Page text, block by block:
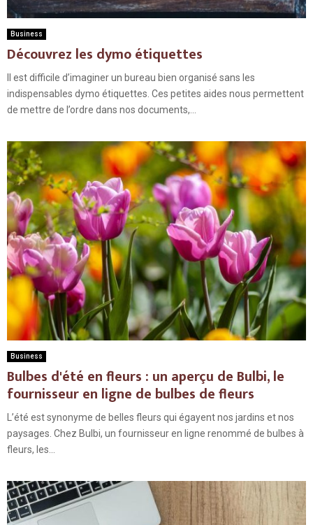
Business
Découvrez les dymo étiquettes
Il est difficile d’imaginer un bureau bien organisé sans les
indispensables dymo étiquettes. Ces petites aides nous permettent
de mettre de l’ordre dans nos documents,...
Business
Bulbes d'été en fleurs : un aperçu de Bulbi, le
fournisseur en ligne de bulbes de fleurs
L’été est synonyme de belles fleurs qui égayent nos jardins et nos
paysages. Chez Bulbi, un fournisseur en ligne renommé de bulbes à
fleurs, les...